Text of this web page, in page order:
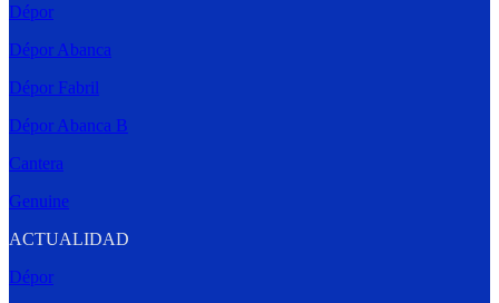
Dépor
Dépor Abanca
Dépor Fabril
Dépor Abanca B
Cantera
Genuine
ACTUALIDAD
Dépor